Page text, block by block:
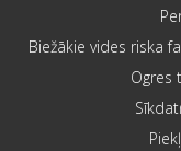
Biežākie vides riska
Ogres